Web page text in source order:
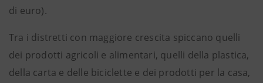
di euro).
Tra i distretti con maggiore crescita spiccano quelli
dei prodotti agricoli e alimentari, quelli della plastica,
della carta e delle biciclette e dei prodotti per la casa,